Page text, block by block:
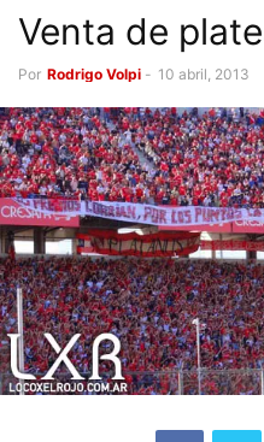
Venta de
Por Rodrigo Volpi - 10 abril, 2013